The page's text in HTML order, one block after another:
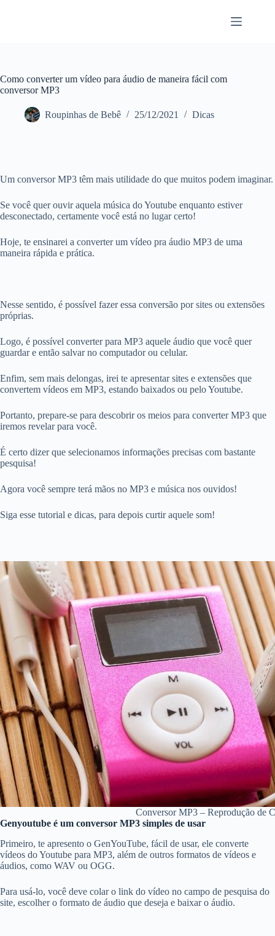
Como converter um vídeo para áudio de maneira fácil com
conversor MP3
Roupinhas de Bebê 25/12/2021 Dicas
Um conversor MP3 têm mais utilidade do que muitos podem imaginar.
Se você quer ouvir aquela música do Youtube enquanto estiver
desconectado, certamente você está no lugar certo!
Hoje, te ensinarei a converter um vídeo pra áudio MP3 de uma
maneira rápida e prática.
Nesse sentido, é possível fazer essa conversão por sites ou extensões
próprias.
Logo, é possível converter para MP3 aquele áudio que você quer
guardar e então salvar no computador ou celular.
Enfim, sem mais delongas, irei te apresentar sites e extensões que
convertem vídeos em MP3, estando baixados ou pelo Youtube.
Portanto, prepare-se para descobrir os meios para converter MP3 que
iremos revelar para você.
É certo dizer que selecionamos informações precisas com bastante
pesquisa!
Agora você sempre terá mãos no MP3 e música nos ouvidos!
Siga esse tutorial e dicas, para depois curtir aquele som!
Conversor MP3 – Reprodução de
Genyoutube é um conversor MP3 simples de usar
Primeiro, te apresento o GenYouTube, fácil de usar, ele converte
vídeos do Youtube para MP3, além de outros formatos de vídeos e
áudios, como WAV ou OGG.
Para usá-lo, você deve colar o link do vídeo no campo de pesquisa do
site, escolher o formato de áudio que deseja e baixar o áudio.